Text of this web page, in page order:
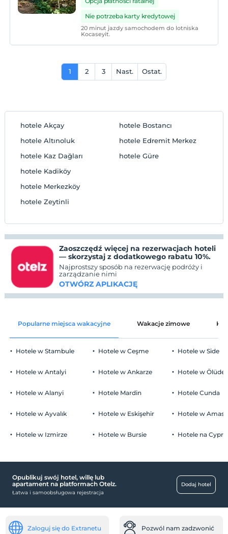
Nie potrzeba karty kredytowej
20 minut jazdy samochodem do lotniska
Kocaseyit.
1 2 3 Nast. Ostat.
hotele Akçay
hotele Altınoluk
hotele Kaz Dağları
hotele Bostancı
hotele Edremit Merkez
hotele Güre
hotele Kadiköy
hotele Merkezköy
hotele Zeytinli
Zaoszczędź więcej na rezerwacjach hoteli
— skorzystaj z dodatkowego rabatu 10%.
Najprostszy sposób na rezerwację podróży i
zarządzanie nimi
OTWÓRZ APLIKACJĘ
Popularne miejsca wakacyjne Wakacje zimowe
Hotele w Stambule
Hotele w Antalyi
Hotele w Alanyi
Hotele w Ayvalık
Hotele w Izmirze
Hotele w Ceşme
Hotele w Ankarze
Hotele Mardin
Hotele w Eskişehir
Hotele w Bursie
Hotele w Side
Hotele w
Hotele Cunda
Hotele w
Hotele na
Opublikuj swój hotel, willę lub
apartament na platformach Otelz.
Łatwa i samoobsługowa rejestracja
Dodaj hotel
Zaloguj się do Extranetu Pozwól nam zadzwonić